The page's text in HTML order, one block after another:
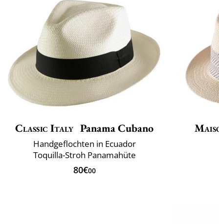
Classic Italy Panama Cubano
Handgeflochten in Ecuador
Toquilla-Stroh Panamahüte
80€00